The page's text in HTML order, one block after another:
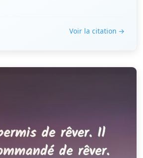
Voir la citation →